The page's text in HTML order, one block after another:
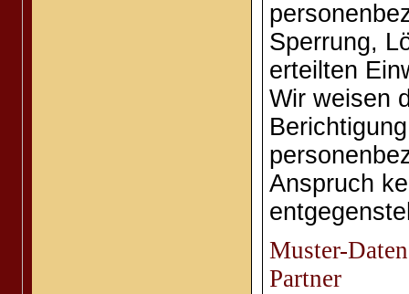
Sperrung,
erteilten
Wir weisen
Anspruch
Muster-
Partner